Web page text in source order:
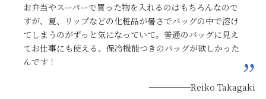
お弁当やスーパーで買った物を入れるのはもちろんなので
すが、夏、リップなどの化粧品が暑さでバッグの中で溶け
てしまうのがずっと気になっていて。普通のバッグに見え
てお仕事にも使える、保冷機能つきのバッグが欲しかった
んです！
─────Reiko Takagaki